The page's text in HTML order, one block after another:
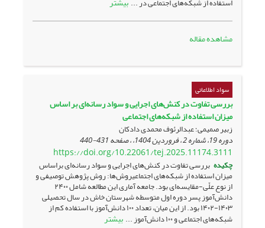
مشاهده مقاله
سواد اطلاعاتی
بررسی تفاوت در کنش‌های اجرایی و سواد رسانه‌ای بر اساس
میزان استفاده از شبکه‌های اجتماعی
زبیر صمیمی؛ عبدالرئوف محمدی دادکان
دوره 19، شماره 2 ، فروردین 1404، ، صفحه 431-440
https://doi.org/10.22061/tej.2025.11174.3111
چکیده بررسی تفاوت در کنش‌های اجرایی و سواد رسانه‌ای براساس
میزان استفاده از شبکه‌های اجتماعیروش‌ها‌: روش پژوهش توصیفی و
از نوع علّی-مقایسه‌ای بود. جامعه آماری این مطالعه شامل ۲۴۰۰
دانش‌آموز پسر دوره اول متوسطه شهرستان خاش در سال تحصیلی
۱۴۰۳-۱۴۰۲ بود. از این میان، تعداد ۱۰۰ دانش‌آموز با استفاده کم از
شبکه‌های اجتماعی و ۱۰۰ دانش‌آموز ... بیشتر